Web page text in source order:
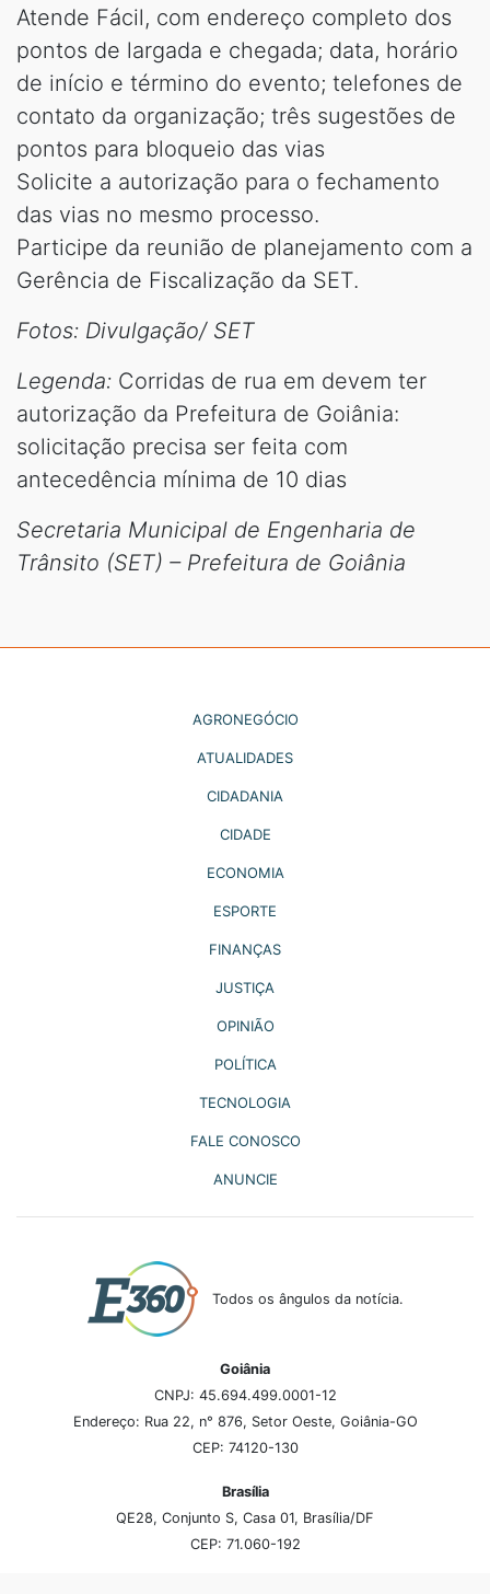
Atende Fácil, com endereço completo dos
pontos de largada e chegada; data, horário
de início e término do evento; telefones de
contato da organização; três sugestões de
pontos para bloqueio das vias
Solicite a autorização para o fechamento
das vias no mesmo processo.
Participe da reunião de planejamento com a
Gerência de Fiscalização da SET.
Fotos: Divulgação/ SET
Legenda: Corridas de rua em devem ter
autorização da Prefeitura de Goiânia:
solicitação precisa ser feita com
antecedência mínima de 10 dias
Secretaria Municipal de Engenharia de
Trânsito (SET) – Prefeitura de Goiânia
AGRONEGÓCIO
ATUALIDADES
CIDADANIA
CIDADE
ECONOMIA
ESPORTE
FINANÇAS
JUSTIÇA
OPINIÃO
POLÍTICA
TECNOLOGIA
FALE CONOSCO
ANUNCIE
Todos os ângulos da notícia.
Goiânia
CNPJ: 45.694.499.0001-12
Endereço: Rua 22, n° 876, Setor Oeste, Goiânia-GO
CEP: 74120-130
Brasília
QE28, Conjunto S, Casa 01, Brasília/DF
CEP: 71.060-192